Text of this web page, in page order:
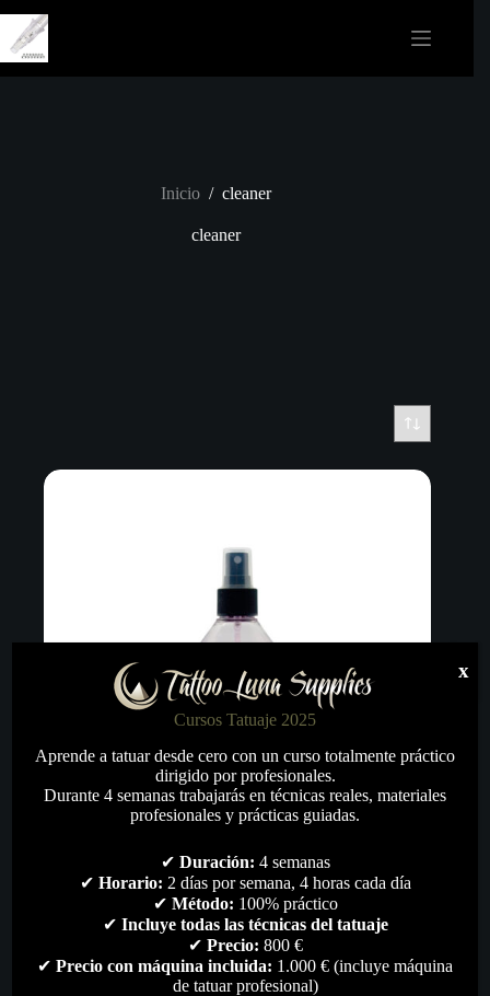
contenido
Inicio / cleaner
cleaner
PROTON Stencil Prep & Rem
20,50€
Higiene & desinfección,Skin Care
Cursos Tatuaje 2025
Aprende a tatuar desde cero con un curso totalmente práctico
dirigido por profesionales.
Durante 4 semanas trabajarás en técnicas reales, materiales
profesionales y prácticas guiadas.
✔ Duración: 4 semanas
✔ Horario: 2 días por semana, 4 horas cada día
✔ Método: 100% práctico
✔ Incluye todas las técnicas del tatuaje
✔ Precio: 800 €
✔ Precio con máquina incluida: 1.000 € (incluye máquina
de tatuar profesional)
x